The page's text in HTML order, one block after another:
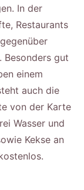
In der
Restaurants
Besonders gut
einem
auch die
von der Karte
Wasser und
Kekse an